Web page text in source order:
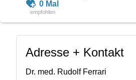
0 Mal
Adresse + Kontakt
Dr. med. Rudolf Ferrari